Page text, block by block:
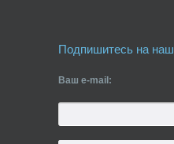
Подпишитесь на
Ваш e-mail: